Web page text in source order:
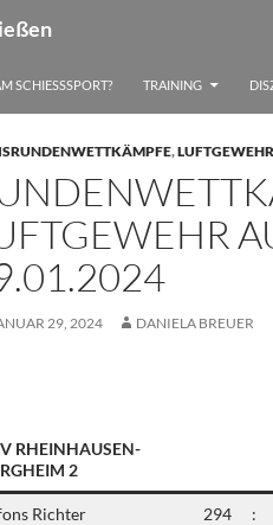
SCHIESSSPORT? TRAINING
,
29, 2024 DANIELA BREUER
RHEINHAUSEN-
2
Richter 294 :